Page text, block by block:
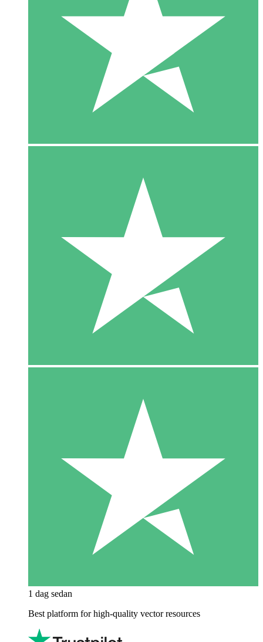
1 dag sedan
Best platform for high-quality vector resources